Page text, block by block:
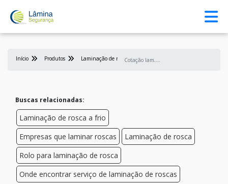
Início Produtos Laminação de rosca C
otação laminação de roscas
Buscas relacionadas:
Laminação de rosca a frio
Empresas que laminar roscas
Laminação de rosca
Rolo para laminação de rosca
Onde encontrar serviço de laminação de roscas